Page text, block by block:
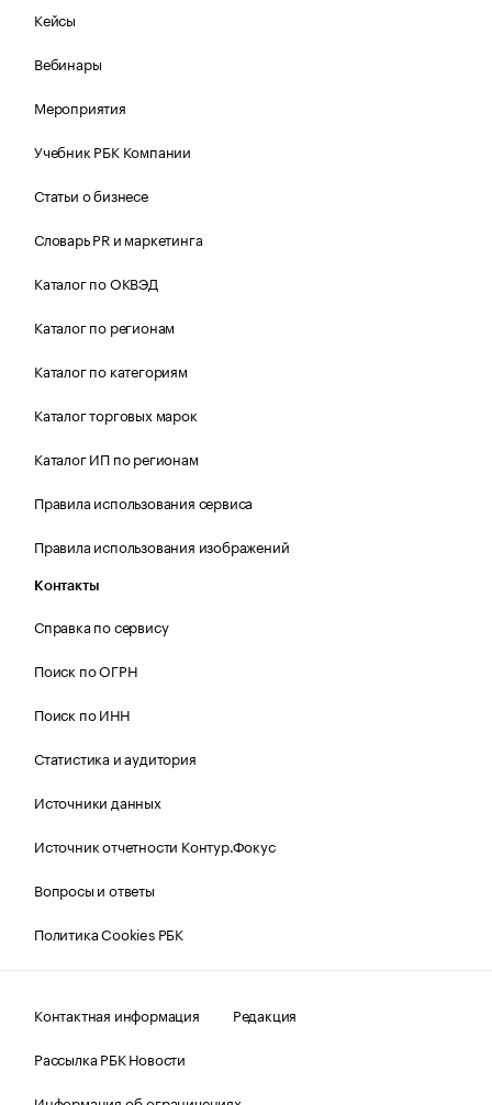
Кейсы
Вебинары
Мероприятия
Учебник РБК Компании
Статьи о бизнесе
Словарь PR и маркетинга
Каталог по ОКВЭД
Каталог по регионам
Каталог по категориям
Каталог торговых марок
Каталог ИП по регионам
Правила использования сервиса
Правила использования изображений
Контакты
Справка по сервису
Поиск по ОГРН
Поиск по ИНН
Статистика и аудитория
Источники данных
Источник отчетности Контур.Фокус
Вопросы и ответы
Политика Cookies РБК
Контактная информация
Редакция
Рассылка РБК Новости